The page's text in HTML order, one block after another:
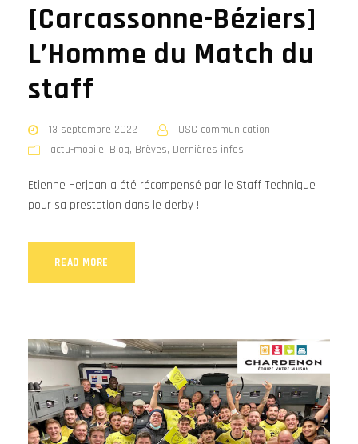
[Carcassonne-Béziers]
L’Homme du Match du
staff
13 septembre 2022
USC communication
actu-mobile, Blog, Brèves, Dernières infos
Etienne Herjean a été récompensé par le Staff Technique
pour sa prestation dans le derby !
READ MORE